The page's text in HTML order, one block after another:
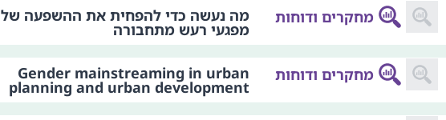
מחקרים ודוחות מה נעשה כדי להפחית את ההשפעה של
מפגעי רעש מתחבורה
מחקרים ודוחות Gender mainstreaming in urban
planning and urban development